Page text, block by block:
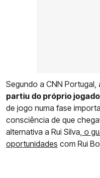
Segundo a CNN Portugal,
partiu do próprio
de jogo numa fase
consciência de que
alternativa a Rui Silva, o
oportunidades com Rui